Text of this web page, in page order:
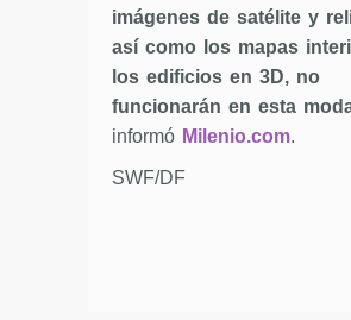
imágenes de satélite y
así como los mapas
los edificios en 3D, no
funcionarán en esta
informó Milenio.com.
SWF/DF